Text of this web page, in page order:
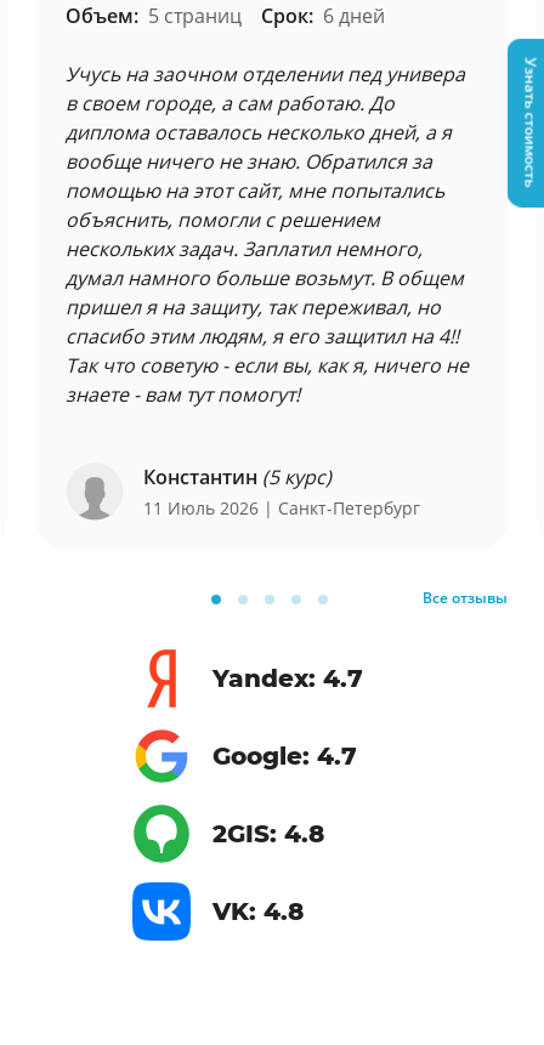
Объем: 5 страниц Срок: 6 дней
Учусь на заочном отделении пед универа
в своем городе, а сам работаю. До
диплома оставалось несколько дней, а я
вообще ничего не знаю. Обратился за
помощью на этот сайт, мне попытались
объяснить, помогли с решением
нескольких задач. Заплатил немного,
думал намного больше возьмут. В общем
пришел я на защиту, так переживал, но
спасибо этим людям, я его защитил на 4!!
Так что советую - если вы, как я, ничего не
знаете - вам тут помогут!
Константин (5 курс)
11 Июль 2026 | Санкт-Петербург
Все отзывы
Yandex: 4.7
Google: 4.7
2GIS: 4.8
VK: 4.8
Узнать стоимость